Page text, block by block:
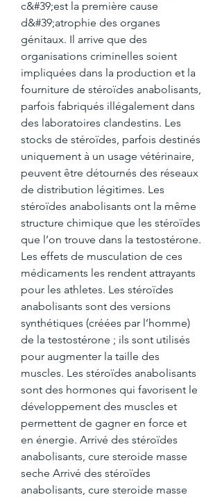
c&#39;est la première cause
d&#39;atrophie des organes
génitaux. Il arrive que des
organisations criminelles soient
impliquées dans la production et la
fourniture de stéroïdes anabolisants,
parfois fabriqués illégalement dans
des laboratoires clandestins. Les
stocks de stéroïdes, parfois destinés
uniquement à un usage vétérinaire,
peuvent être détournés des réseaux
de distribution légitimes. Les
stéroïdes anabolisants ont la même
structure chimique que les stéroïdes
que l’on trouve dans la testostérone.
Les effets de musculation de ces
médicaments les rendent attrayants
pour les athletes. Les stéroïdes
anabolisants sont des versions
synthétiques (créées par l’homme)
de la testostérone ; ils sont utilisés
pour augmenter la taille des
muscles. Les stéroïdes anabolisants
sont des hormones qui favorisent le
développement des muscles et
permettent de gagner en force et
en énergie. Arrivé des stéroïdes
anabolisants, cure steroide masse
seche Arrivé des stéroïdes
anabolisants, cure steroide masse